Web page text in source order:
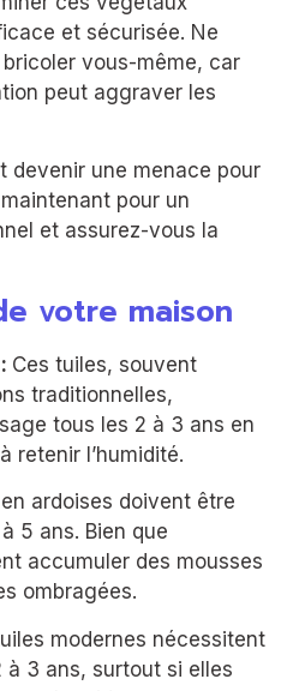
et sécurisée. Ne
vous-même, car
peut aggraver les
devenir une menace pour
pour un
et assurez-vous la
votre maison
Ces tuiles, souvent
traditionnelles,
tous les 2 à 3 ans en
retenir l’humidité.
ardoises doivent être
5 ans. Bien que
accumuler des mousses
ombragées.
modernes nécessitent
3 ans, surtout si elles